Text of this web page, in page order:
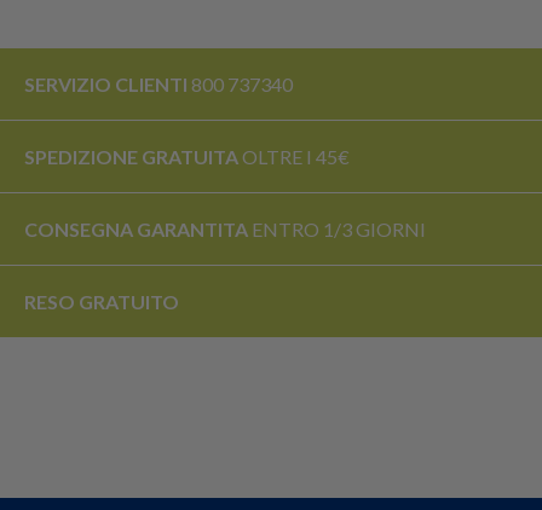
SERVIZIO CLIENTI 800 737340
SPEDIZIONE GRATUITA OLTRE I 45€
CONSEGNA GARANTITA ENTRO 1/3 GIORNI
RESO GRATUITO